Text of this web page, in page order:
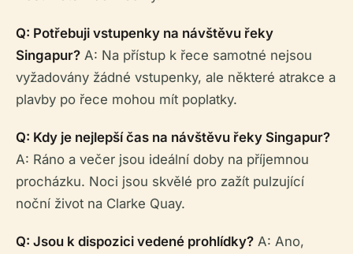
Q: Potřebuji vstupenky na návštěvu řeky
Singapur? A: Na přístup k řece samotné nejsou
vyžadovány žádné vstupenky, ale některé atrakce a
plavby po řece mohou mít poplatky.
Q: Kdy je nejlepší čas na návštěvu řeky Singapur?
A: Ráno a večer jsou ideální doby na příjemnou
procházku. Noci jsou skvělé pro zažít pulzující
noční život na Clarke Quay.
Q: Jsou k dispozici vedené prohlídky? A: Ano,